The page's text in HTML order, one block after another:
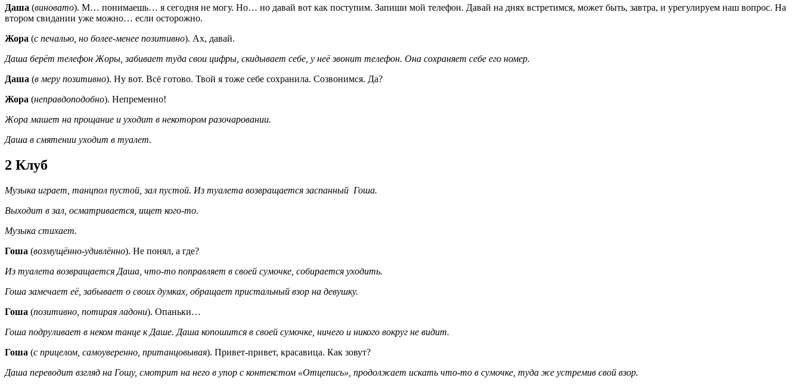
Даша (виновато). М… понимаешь… я сегодня не могу. Но… но давай вот как поступим. Запиши мой телефон. Давай на днях встретимся, может быть, завтра, и урегулируем наш вопрос. На
втором свидании уже можно… если осторожно.
Жора (с печалью, но более-менее позитивно). Ах, давай.
Даша берёт телефон Жоры, забивает туда свои цифры, скидывает себе, у неё звонит телефон. Она сохраняет себе его номер.
Даша (в меру позитивно). Ну вот. Всё готово. Твой я тоже себе сохранила. Созвонимся. Да?
Жора (неправдоподобно). Непременно!
Жора машет на прощание и уходит в некотором разочаровании.
Даша в смятении уходит в туалет.
2 Клуб
Музыка играет, танцпол пустой, зал пустой. Из туалета возвращается заспанный Гоша.
Выходит в зал, осматривается, ищет кого-то.
Музыка стихает.
Гоша (возмущённо-удивлённо). Не понял, а где?
Из туалета возвращается Даша, что-то поправляет в своей сумочке, собирается уходить.
Гоша замечает её, забывает о своих думках, обращает пристальный взор на девушку.
Гоша (позитивно, потирая ладони). Опаньки…
Гоша подруливает в неком танце к Даше. Даша копошится в своей сумочке, ничего и никого вокруг не видит.
Гоша (с прицелом, самоуверенно, пританцовывая). Привет-привет, красавица. Как зовут?
Даша переводит взгляд на Гошу, смотрит на него в упор с контекстом «Отцепись», продолжает искать что-то в сумочке, туда же устремив свой взор.